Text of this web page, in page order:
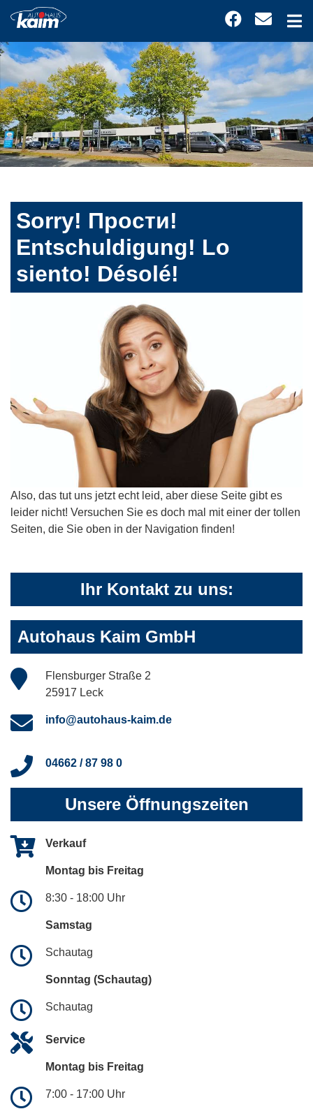
Sorry! Прости!
Entschuldigung! Lo
siento! Désolé!
Also, das tut uns jetzt echt leid, aber diese Seite gibt es
leider nicht! Versuchen Sie es doch mal mit einer der tollen
Seiten, die Sie oben in der Navigation finden!
Ihr Kontakt zu uns:
Autohaus Kaim GmbH
Flensburger Straße 2
25917 Leck
info@autohaus-kaim.de
04662 / 87 98 0
Unsere Öffnungszeiten
Verkauf
Montag bis Freitag
8:30 - 18:00 Uhr
Samstag
Schautag
Sonntag (Schautag)
Schautag
Service
Montag bis Freitag
7:00 - 17:00 Uhr